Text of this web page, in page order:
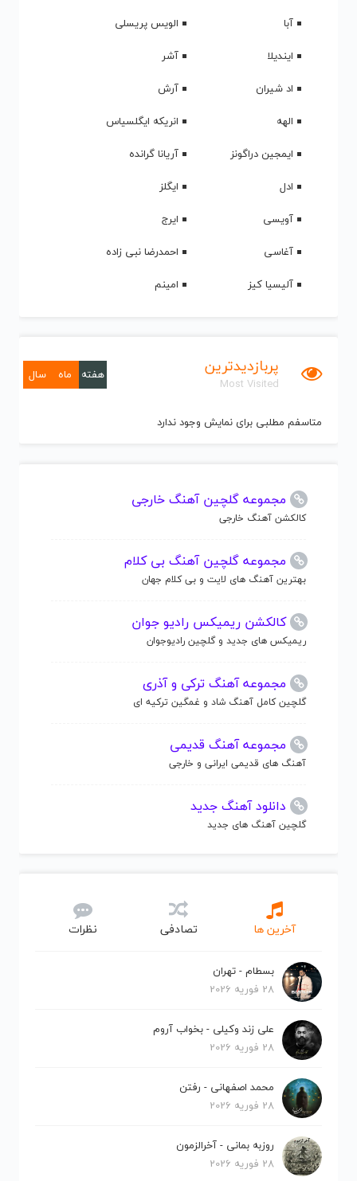
آبا
الویس پریسلی
ایندیلا
آشر
اد شیران
آرش
الهه
انریکه ایگلسیاس
ایمجین دراگونز
آریانا گرانده
ادل
ایگلز
آویسی
ایرج
آغاسی
احمدرضا نبی زاده
آلیسیا کیز
امینم
پربازدیدترین
Most Visited
هفته ماه سال
متاسفم مطلبی برای نمایش وجود ندارد
مجموعه گلچین آهنگ خارجی
کالکشن آهنگ خارجی
مجموعه گلچین آهنگ بی کلام
بهترین آهنگ های لایت و بی کلام جهان
کالکشن ریمیکس رادیو جوان
ریمیکس های جدید و گلچین رادیوجوان
مجموعه آهنگ ترکی و آذری
گلچین کامل آهنگ شاد و غمگین ترکیه ای
مجموعه آهنگ قدیمی
آهنگ های قدیمی ایرانی و خارجی
دانلود آهنگ جدید
گلچین آهنگ های جدید
آخرین ها تصادفی نظرات
بسطام - تهران
28 فوریه 2026
علی زند وکیلی - بخواب آروم
28 فوریه 2026
محمد اصفهانی - رفتن
28 فوریه 2026
روزبه بمانی - آخرالزمون
28 فوریه 2026